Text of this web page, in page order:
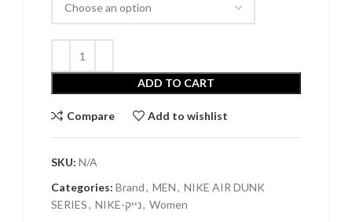
ADD TO CART
Compare Add to wishlist
SKU: N/A
Categories: Brand, MEN, NIKE AIR DUNK
SERIES, NIKE-נייק, Women